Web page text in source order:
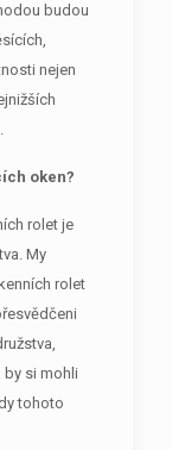
budou
nejen
oken?
rolet je
My
rolet
si mohli
tohoto